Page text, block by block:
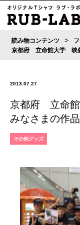
読み物コンテンツ >
京都府 立命館大学 映
2013.07.27
京都府 立命
みなさまの作品
その他グッズ